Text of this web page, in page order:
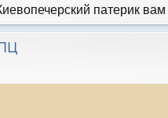
патерик